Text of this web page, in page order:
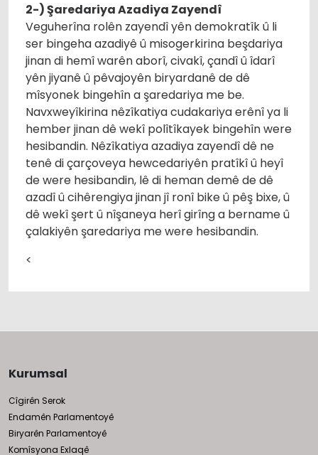
2-) Şaredariya Azadiya Zayendî
Veguherîna rolên zayendî yên demokratîk û li
ser bingeha azadiyê û misogerkirina beşdariya
jinan di hemî warên aborî, civakî, çandî û îdarî
yên jiyanê û pêvajoyên biryardanê de dê
mîsyonek bingehîn a şaredariya me be.
Navxweyîkirina nêzîkatiya cudakariya erênî ya li
hember jinan dê wekî polîtîkayek bingehîn were
hesibandin. Nêzîkatiya azadiya zayendî dê ne
tenê di çarçoveya hewcedariyên pratîkî û heyî
de were hesibandin, lê di heman demê de dê
azadî û cihêrengiya jinan jî ronî bike û pêş bixe, û
dê wekî şert û nîşaneya herî girîng a bername û
çalakiyên şaredariya me were hesibandin.
<
Kurumsal
Cîgirên Serok
Endamên Parlamentoyê
Biryarên Parlamentoyê
Komîsyona Exlaqê